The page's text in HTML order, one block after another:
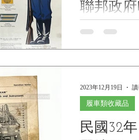
聯邦政
《Black
藏》
NEWSMAP,
務局發行《
民國32
履車類收藏品
2023年12月19日 讀